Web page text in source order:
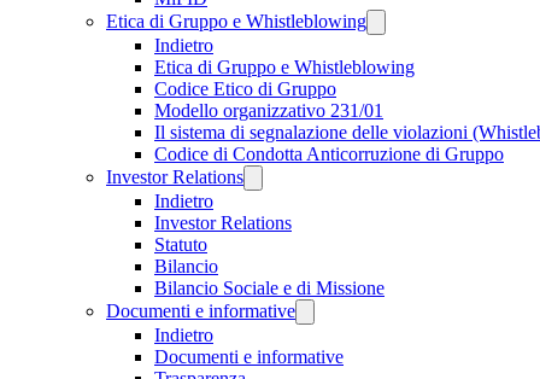
Etica di Gruppo e Whistleblowing
Indietro
Etica di Gruppo e Whistleblowing
Codice Etico di Gruppo
Modello organizzativo 231/01
Il sistema di segnalazione delle violazioni
Codice di Condotta Anticorruzione di Gruppo
Investor Relations
Indietro
Investor Relations
Statuto
Bilancio
Bilancio Sociale e di Missione
Documenti e informative
Indietro
Documenti e informative